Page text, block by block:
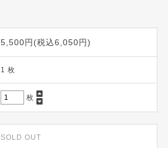
5,500円(税込6,050円)
1 枚
枚
SOLD OUT